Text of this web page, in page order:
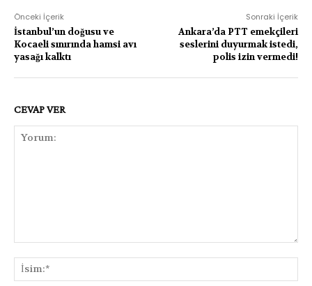
Önceki İçerik
İstanbul’un doğusu ve
Kocaeli sınırında hamsi avı
yasağı kalktı
Sonraki İçerik
Ankara’da PTT emekçileri
seslerini duyurmak istedi,
polis izin vermedi!
CEVAP VER